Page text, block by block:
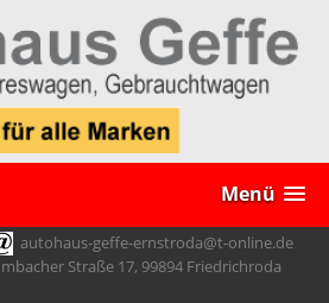
Menü
autohaus-geffe-ernstroda@t-online.de
Straße 17, 99894 Friedrichroda